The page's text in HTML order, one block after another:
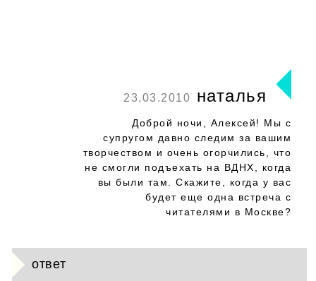
23.03.2010 наталья
Доброй ночи, Алексей! Мы с
супругом давно следим за вашим
творчеством и очень огорчились, что
не смогли подъехать на ВДНХ, когда
вы были там. Скажите, когда у вас
будет еще одна встреча с
читателями в Москве?
ответ